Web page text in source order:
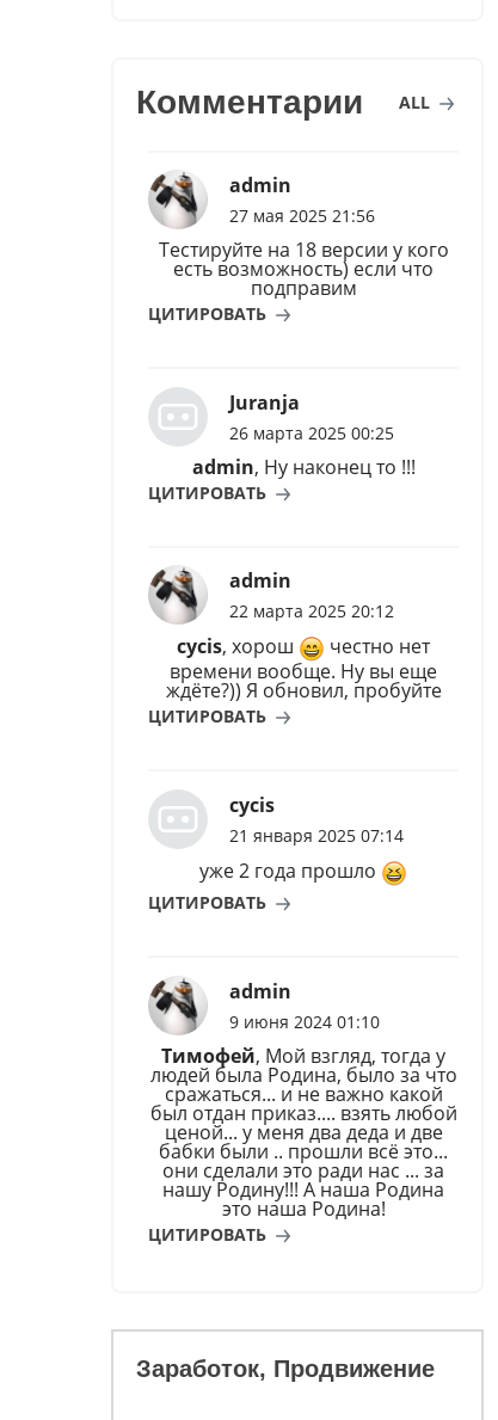
Комментарии ALL
admin
27 мая 2025 21:56
Тестируйте на 18 версии у кого
есть возможность) если что
подправим
ЦИТИРОВАТЬ
Juranja
26 марта 2025 00:25
admin, Ну наконец то !!!
ЦИТИРОВАТЬ
admin
22 марта 2025 20:12
cycis, хорош
честно нет
времени вообще. Ну вы еще
ждёте?)) Я обновил, пробуйте
ЦИТИРОВАТЬ
cycis
21 января 2025 07:14
уже 2 года прошло
ЦИТИРОВАТЬ
admin
9 июня 2024 01:10
Тимофей, Мой взгляд, тогда у
людей была Родина, было за что
сражаться... и не важно какой
был отдан приказ.... взять любой
ценой... у меня два деда и две
бабки были .. прошли всё это...
они сделали это ради нас ... за
нашу Родину!!! А наша Родина
это наша Родина!
ЦИТИРОВАТЬ
Заработок, Продвижение